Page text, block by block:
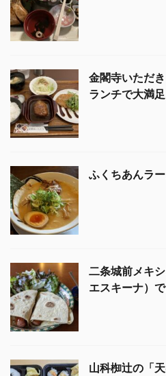
金閣寺いただ
ランチで大満足
ふくちあんラ
二条城前メキ
エスキーナ）
山科椥辻の「